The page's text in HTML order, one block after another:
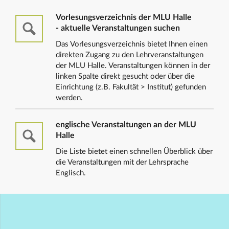
Vorlesungsverzeichnis der MLU Halle
- aktuelle Veranstaltungen suchen
Das Vorlesungsverzeichnis bietet Ihnen einen
direkten Zugang zu den Lehrveranstaltungen
der MLU Halle. Veranstaltungen können in der
linken Spalte direkt gesucht oder über die
Einrichtung (z.B. Fakultät > Institut) gefunden
werden.
englische Veranstaltungen an der MLU
Halle
Die Liste bietet einen schnellen Überblick über
die Veranstaltungen mit der Lehrsprache
Englisch.